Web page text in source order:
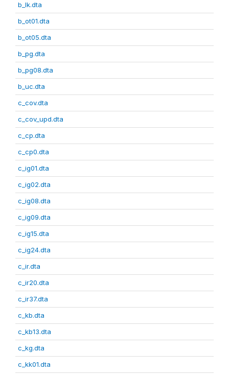
b_lk.dta
b_ot01.dta
b_ot05.dta
b_pg.dta
b_pg08.dta
b_uc.dta
c_cov.dta
c_cov_upd.dta
c_cp.dta
c_cp0.dta
c_ig01.dta
c_ig02.dta
c_ig08.dta
c_ig09.dta
c_ig15.dta
c_ig24.dta
c_ir.dta
c_ir20.dta
c_ir37.dta
c_kb.dta
c_kb13.dta
c_kg.dta
c_kk01.dta